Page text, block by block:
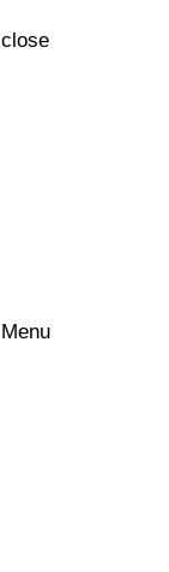
close
Menu